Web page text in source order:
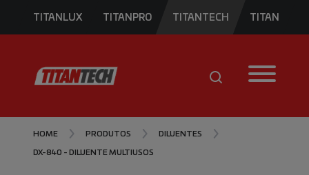
TITANLUX TITANPRO TITANTECH TITAN
HOME PRODUTOS DILUENTES
DX-840 - DILUENTE MULTIUSOS